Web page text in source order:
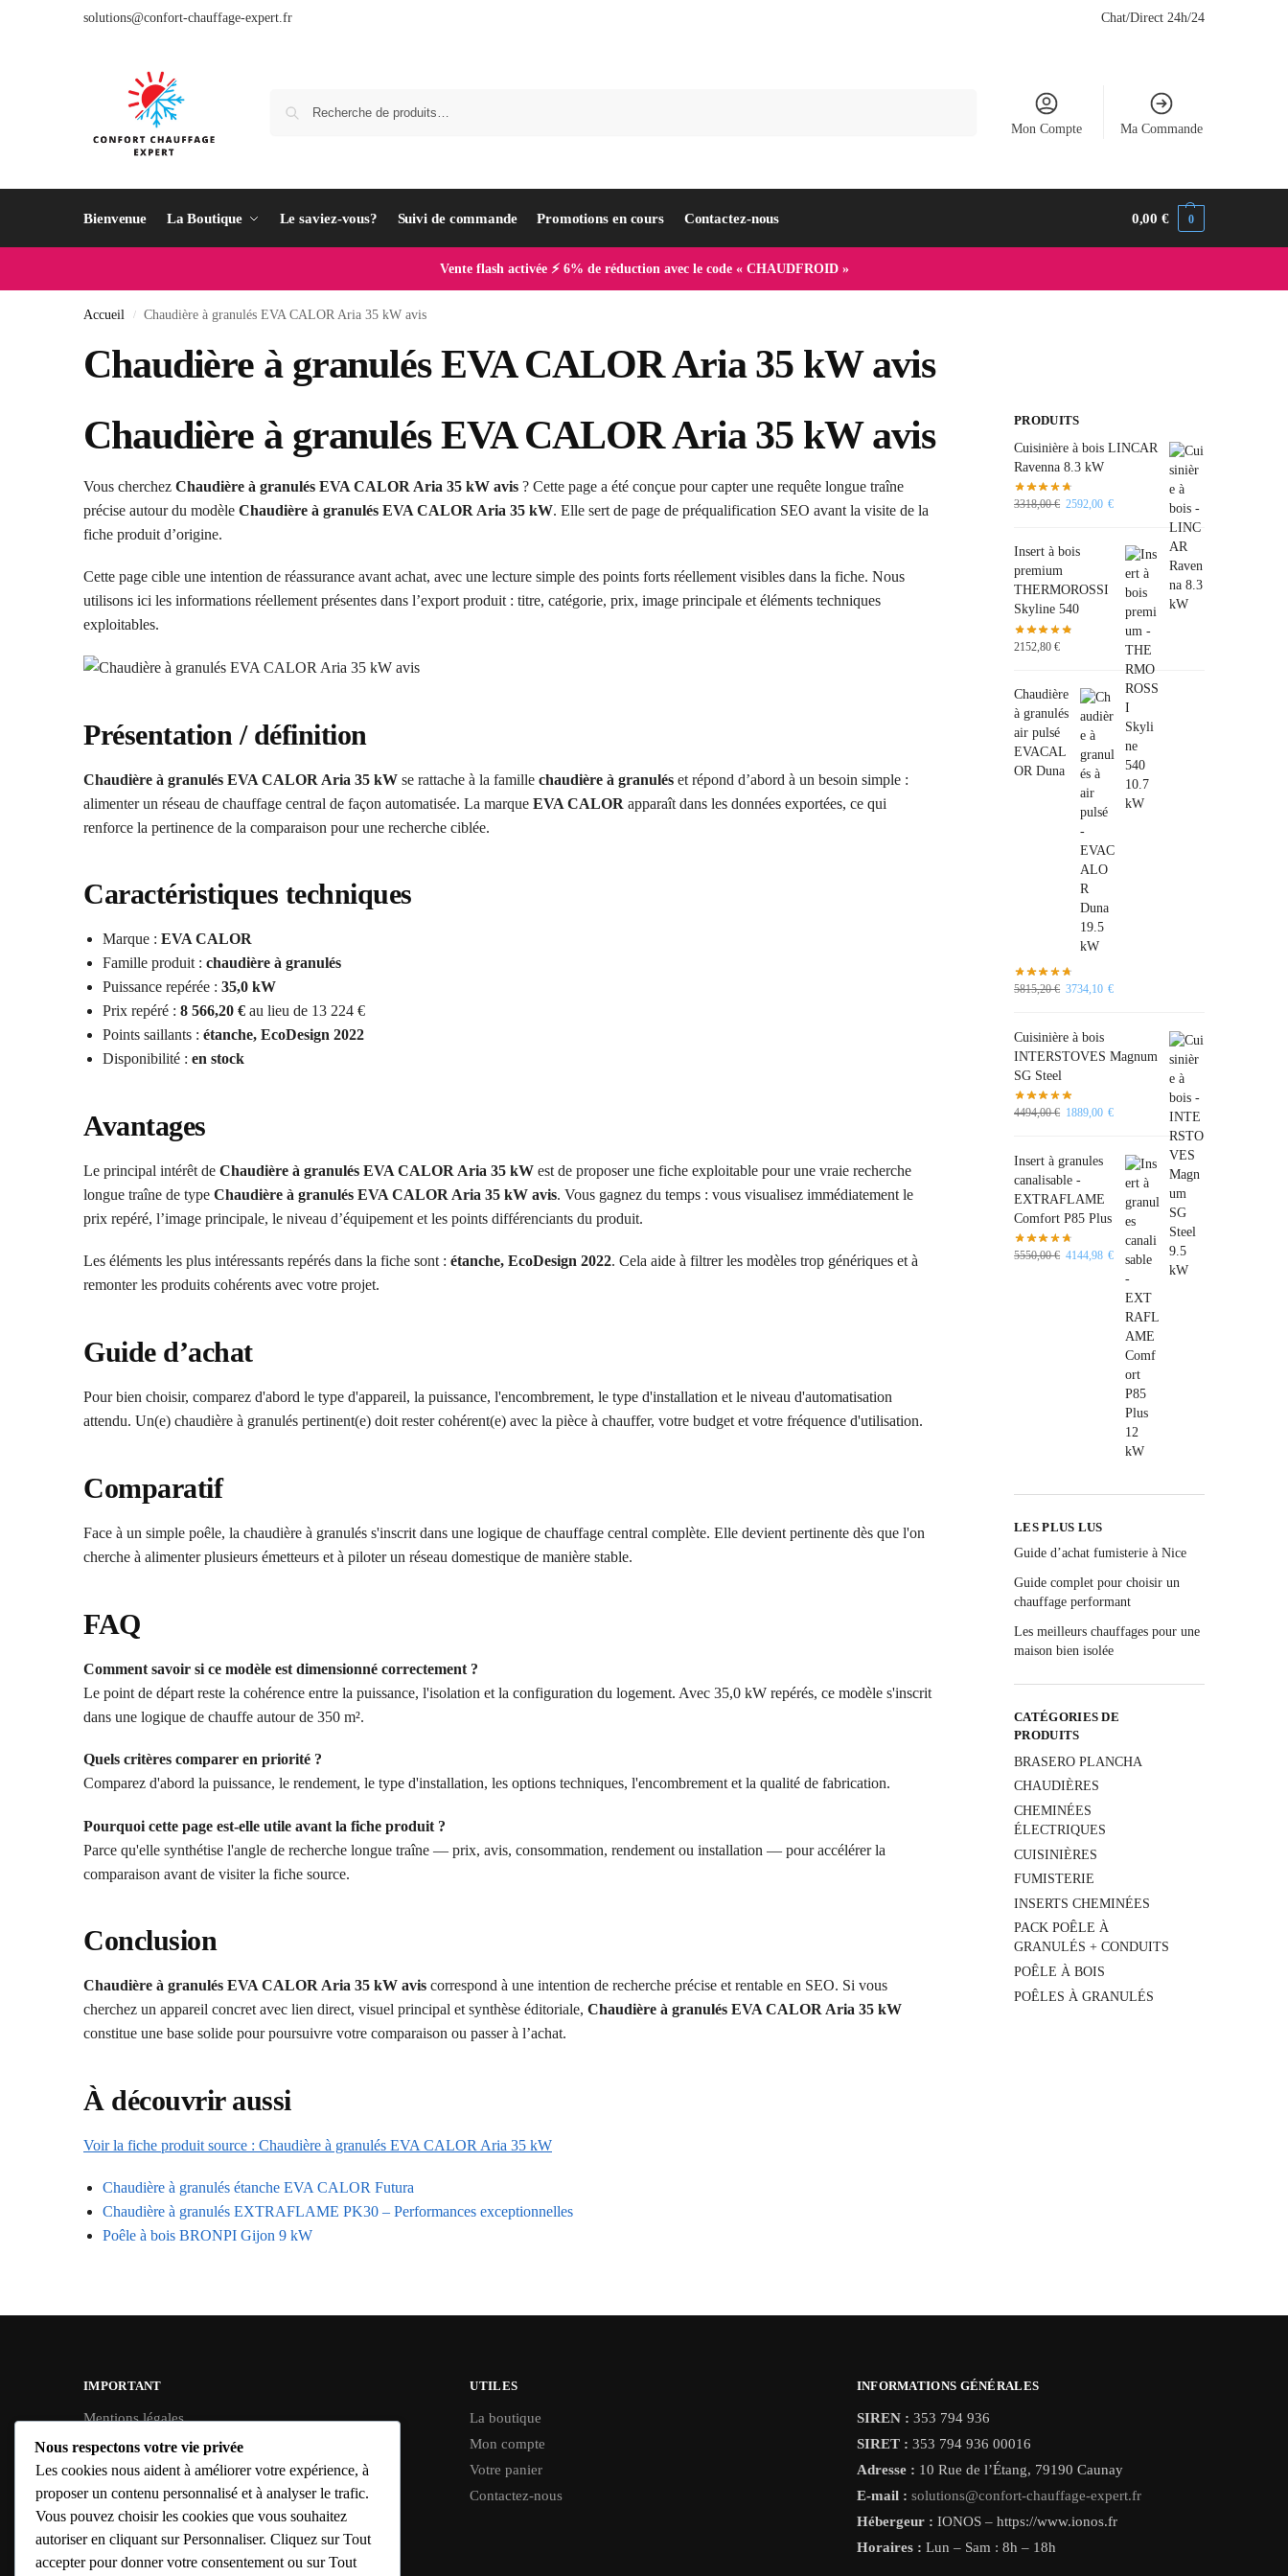
solutions@confort-chauffage-expert.fr Chat/Direct 24h/24
Mon Compte Ma Commande
Bienvenue La Boutique Le saviez-vous? Suivi de commande Promotions en cours Contactez-nous 0,00€ 0
Vente flash activée ⚡ 6% de réduction avec le code « CHAUDFROID »
Accueil / Chaudière à granulés EVA CALOR Aria 35 kW avis
Chaudière à granulés EVA CALOR Aria 35 kW avis
Chaudière à granulés EVA CALOR Aria 35 kW avis
Vous cherchez Chaudière à granulés EVA CALOR Aria 35 kW avis ? Cette page a été conçue pour capter une requête longue traîne
précise autour du modèle Chaudière à granulés EVA CALOR Aria 35 kW. Elle sert de page de préqualification SEO avant la visite de la
fiche produit d’origine.
Cette page cible une intention de réassurance avant achat, avec une lecture simple des points forts réellement visibles dans la fiche. Nous
utilisons ici les informations réellement présentes dans l’export produit : titre, catégorie, prix, image principale et éléments techniques
exploitables.
Présentation / définition
Chaudière à granulés EVA CALOR Aria 35 kW se rattache à la famille chaudière à granulés et répond d’abord à un besoin simple :
alimenter un réseau de chauffage central de façon automatisée. La marque EVA CALOR apparaît dans les données exportées, ce qui
renforce la pertinence de la comparaison pour une recherche ciblée.
Caractéristiques techniques
Marque : EVA CALOR
Famille produit : chaudière à granulés
Puissance repérée : 35,0 kW
Prix repéré : 8 566,20 € au lieu de 13 224 €
Points saillants : étanche, EcoDesign 2022
Disponibilité : en stock
Avantages
Le principal intérêt de Chaudière à granulés EVA CALOR Aria 35 kW est de proposer une fiche exploitable pour une vraie recherche
longue traîne de type Chaudière à granulés EVA CALOR Aria 35 kW avis. Vous gagnez du temps : vous visualisez immédiatement le
prix repéré, l’image principale, le niveau d’équipement et les points différenciants du produit.
Les éléments les plus intéressants repérés dans la fiche sont : étanche, EcoDesign 2022. Cela aide à filtrer les modèles trop génériques et à
remonter les produits cohérents avec votre projet.
Guide d’achat
Pour bien choisir, comparez d'abord le type d'appareil, la puissance, l'encombrement, le type d'installation et le niveau d'automatisation
attendu. Un(e) chaudière à granulés pertinent(e) doit rester cohérent(e) avec la pièce à chauffer, votre budget et votre fréquence d'utilisation.
Comparatif
Face à un simple poêle, la chaudière à granulés s'inscrit dans une logique de chauffage central complète. Elle devient pertinente dès que l'on
cherche à alimenter plusieurs émetteurs et à piloter un réseau domestique de manière stable.
FAQ
Comment savoir si ce modèle est dimensionné correctement ?
Le point de départ reste la cohérence entre la puissance, l'isolation et la configuration du logement. Avec 35,0 kW repérés, ce modèle s'inscrit
dans une logique de chauffe autour de 350 m².
Quels critères comparer en priorité ?
Comparez d'abord la puissance, le rendement, le type d'installation, les options techniques, l'encombrement et la qualité de fabrication.
Pourquoi cette page est-elle utile avant la fiche produit ?
Parce qu'elle synthétise l'angle de recherche longue traîne — prix, avis, consommation, rendement ou installation — pour accélérer la
comparaison avant de visiter la fiche source.
Conclusion
Chaudière à granulés EVA CALOR Aria 35 kW avis correspond à une intention de recherche précise et rentable en SEO. Si vous
cherchez un appareil concret avec lien direct, visuel principal et synthèse éditoriale, Chaudière à granulés EVA CALOR Aria 35 kW
constitue une base solide pour poursuivre votre comparaison ou passer à l’achat.
À découvrir aussi
Voir la fiche produit source : Chaudière à granulés EVA CALOR Aria 35 kW
Chaudière à granulés étanche EVA CALOR Futura
Chaudière à granulés EXTRAFLAME PK30 – Performances exceptionnelles
Poêle à bois BRONPI Gijon 9 kW
PRODUITS
Cuisinière à bois LINCAR
Ravenna 8.3 kW
3318,00€ 2592,00 €
Insert à bois
premium
THERMOROSSI
Skyline 540
2152,80€
Chaudière
à granulés
air pulsé
EVACAL
OR Duna
5815,20€ 3734,10 €
Cuisinière à bois
INTERSTOVES Magnum
SG Steel
4494,00€ 1889,00 €
Insert à granules
canalisable -
EXTRAFLAME
Comfort P85 Plus
5550,00€ 4144,98 €
LES PLUS LUS
Guide d’achat fumisterie à Nice
Guide complet pour choisir un
chauffage performant
Les meilleurs chauffages pour une
maison bien isolée
CATÉGORIES DE
PRODUITS
BRASERO PLANCHA
CHAUDIÈRES
CHEMINÉES
ÉLECTRIQUES
CUISINIÈRES
FUMISTERIE
INSERTS CHEMINÉES
PACK POÊLE À
GRANULÉS + CONDUITS
POÊLE À BOIS
POÊLES À GRANULÉS
IMPORTANT
Mentions légales
Conditions Générales de Vente
Politique de confidentialité
Politique de cookies UE
Politique de livraison
Conditions de retour & remboursement
Médiation & règlement des litiges
UTILES
La boutique
Mon compte
Votre panier
Contactez-nous
INFORMATIONS GÉNÉRALES
SIREN : 353 794 936
SIRET : 353 794 936 00016
Adresse : 10 Rue de l’Étang, 79190 Caunay
E-mail : solutions@confort-chauffage-expert.fr
Hébergeur : IONOS – https://www.ionos.fr
Horaires : Lun – Sam : 8h – 18h
Nous respectons votre vie privée
Les cookies nous aident à améliorer votre expérience, à
proposer un contenu personnalisé et à analyser le trafic.
Vous pouvez choisir les cookies que vous souhaitez
autoriser en cliquant sur Personnaliser. Cliquez sur Tout
accepter pour donner votre consentement ou sur Tout